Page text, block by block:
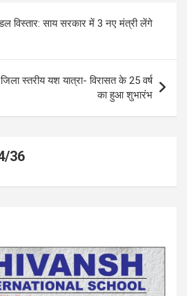
a
n
विस्तार: साय सरकार में 3 नए मंत्री लेंगे
स्तरीय यश यात्रा- विरासत के 25 वर्ष
का हुआ शुभारंभ
36